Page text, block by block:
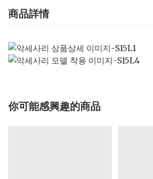
商品詳情
你可能感興趣的商品